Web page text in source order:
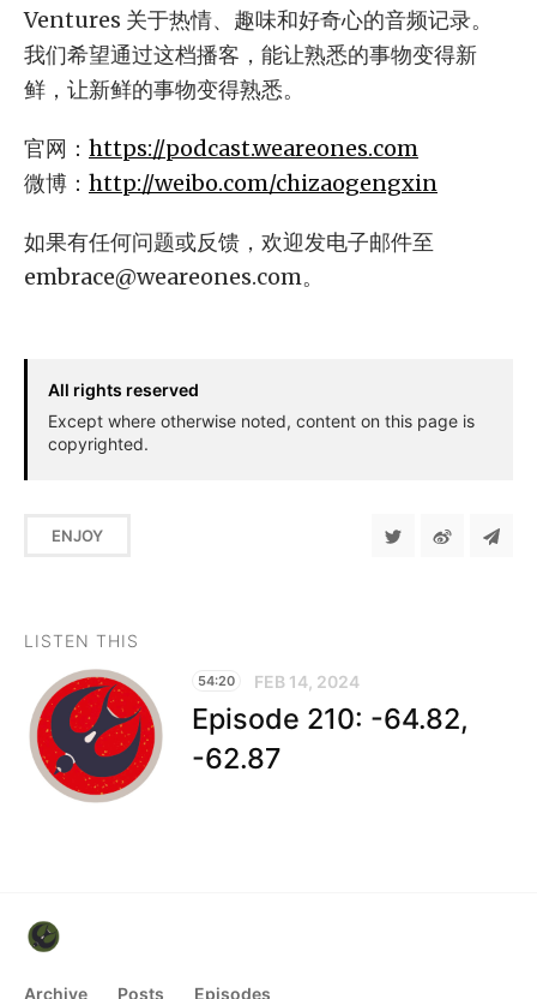
Ventures 关于热情、趣味和好奇心的音频记录。
我们希望通过这档播客，能让熟悉的事物变得新
鲜，让新鲜的事物变得熟悉。
官网： https://podcast.weareones.com
微博： http://weibo.com/chizaogengxin
如果有任何问题或反馈，欢迎发电子邮件至
embrace@weareones.com。
All rights reserved
Except where otherwise noted, content on this page is
copyrighted.
ENJOY
LISTEN THIS
54:20 FEB 14, 2024
Episode 210: -64.82,
-62.87
Archive Posts Episodes